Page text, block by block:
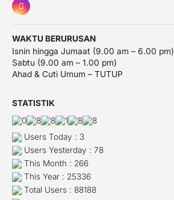
WAKTU BERURUSAN
Isnin hingga Jumaat (9.00 am – 6.00 pm)
Sabtu (9.00 am – 1.00 pm)
Ahad & Cuti Umum – TUTUP
STATISTIK
Users Today : 3
Users Yesterday : 78
This Month : 266
This Year : 25336
Total Users : 88188